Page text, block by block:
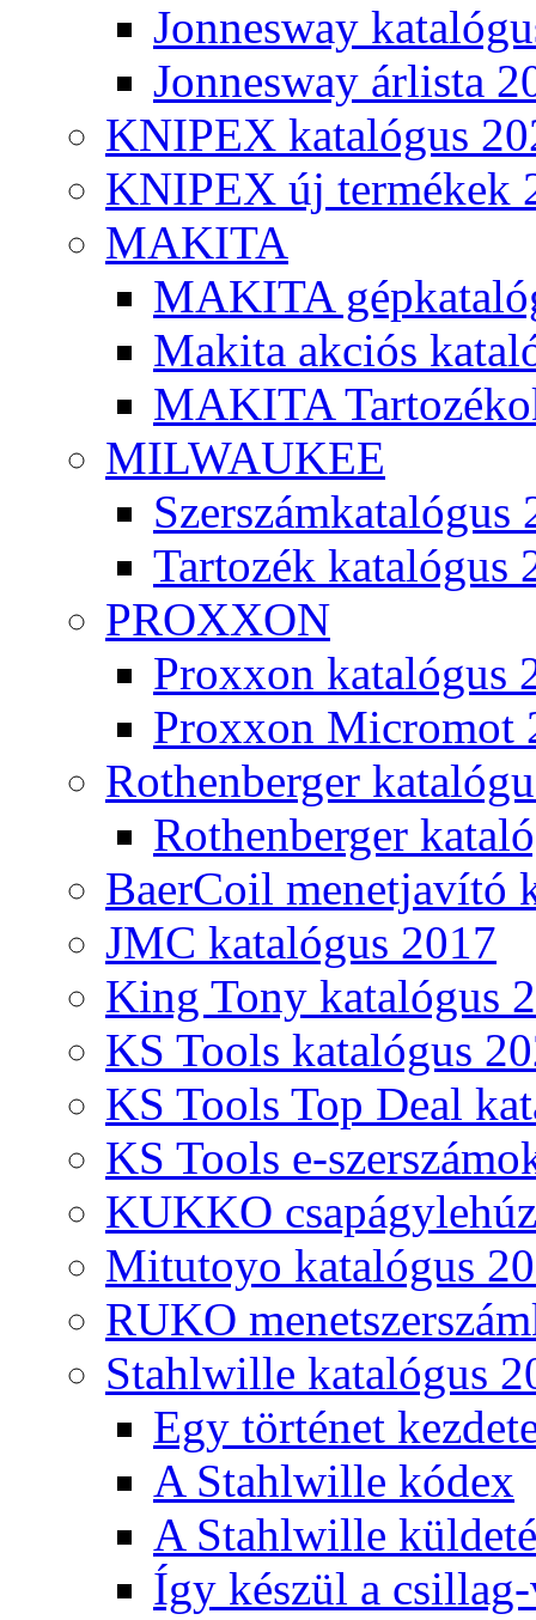
Jonnesway
Jonnesway árlista
KNIPEX katalógus
KNIPEX új termékek
MAKITA
MAKITA
Makita akciós
MAKITA
MILWAUKEE
Szerszámkatalógus
Tartozék katalógus
PROXXON
Proxxon katalógus
Proxxon Micromot
Rothenberger
Rothenberger
BaerCoil menetjavító
JMC katalógus 2017
King Tony katalógus
KS Tools katalógus
KS Tools Top Deal
KS Tools e-
KUKKO
Mitutoyo katalógus
RUKO
Stahlwille katalógus
Egy történet
A Stahlwille kódex
A Stahlwille
Így készül a